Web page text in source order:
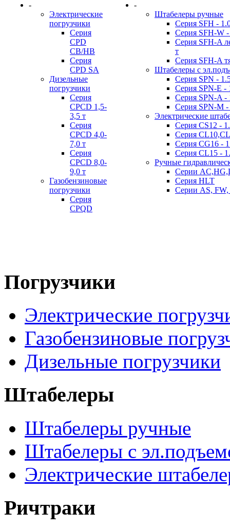
-
Электрические
погрузчики
Серия
CPD
CB/HB
Серия
CPD SA
Дизельные
погрузчики
Серия
CPCD 1,5-
3,5 т
Серия
CPCD 4,0-
7,0 т
Серия
CPCD 8,0-
9,0 т
Газобензиновые
погрузчики
Серия
CPQD
-
Штабелеры ручные
Серия SFH -
Серия SFH-W -
Серия SFH-A
т
Серия SFH-A
Штабелеры с
Серия SPN -
Серия SPN-E -
Серия SPN-A -
Серия SPN-M -
Электрические
Серия CS12 -
Серия
Серия CG16 -
Серия CL15 -
Ручные
Серии
Серия HLT
Серии AS,
Погрузчики
Электрические
Газобензиновые
Дизельные погрузчики
Штабелеры
Штабелеры ручные
Штабелеры с
Электрические
Ричтраки